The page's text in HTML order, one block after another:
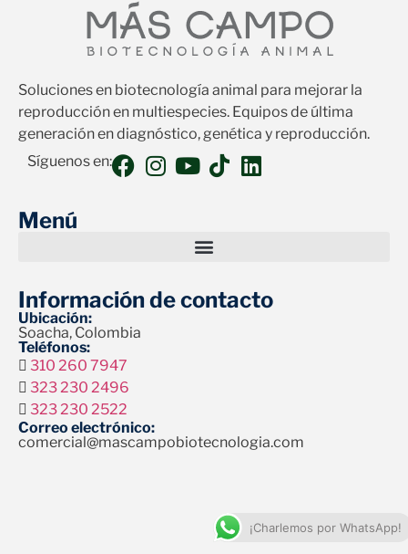
Soluciones en biotecnología animal para mejorar la
reproducción en multiespecies. Equipos de última
generación en diagnóstico, genética y reproducción.
Síguenos en:
Menú
Información de contacto
Ubicación:
Soacha, Colombia
Teléfonos:
310 260 7947
323 230 2496
323 230 2522
Correo electrónico:
comercial@mascampobiotecnologia.com
¡Charlemos por WhatsApp!